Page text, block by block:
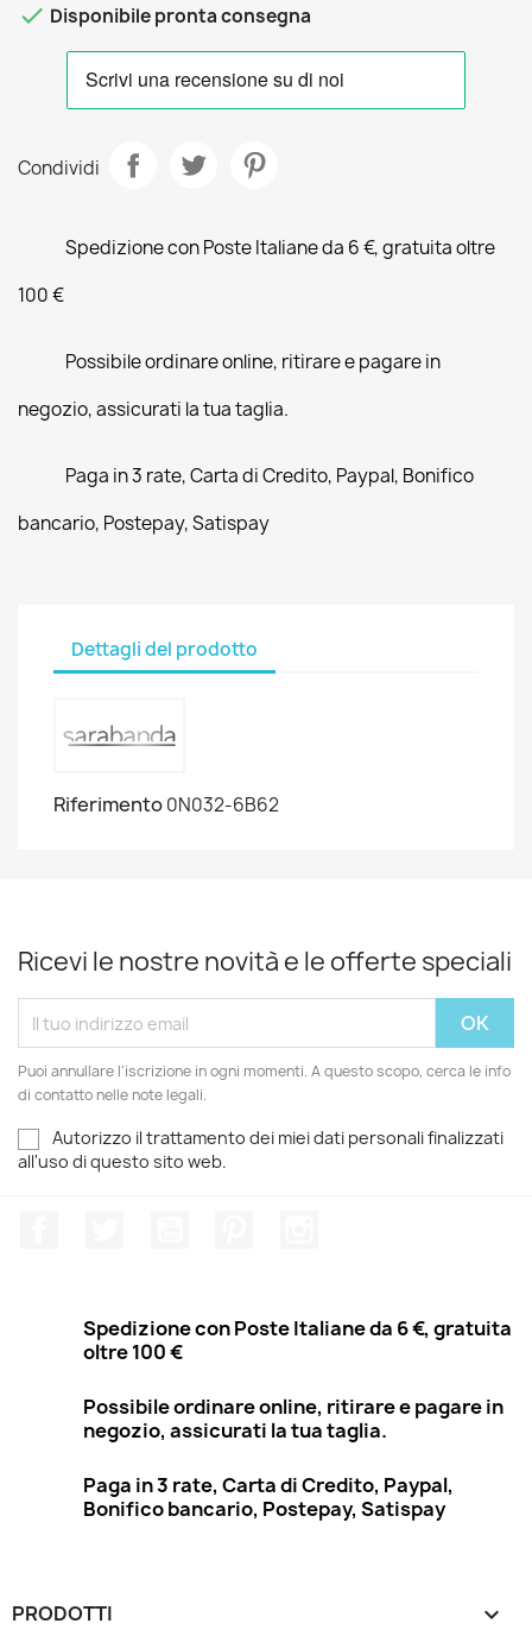
 Disponibile pronta consegna
Condividi
Spedizione con Poste Italiane da 6 €, gratuita oltre
100 €
Possibile ordinare online, ritirare e pagare in
negozio, assicurati la tua taglia.
Paga in 3 rate, Carta di Credito, Paypal, Bonifico
bancario, Postepay, Satispay
Dettagli del prodotto
Riferimento0N032-6B62
Ricevi le nostre novità e le offerte speciali
Puoi annullare l'iscrizione in ogni momenti. A questo scopo, cerca le info
di contatto nelle note legali.
Autorizzo il trattamento dei miei dati personali finalizzati
all'uso di questo sito web.
Spedizione con Poste Italiane da 6 €, gratuita
oltre 100 €
Possibile ordinare online, ritirare e pagare in
negozio, assicurati la tua taglia.
Paga in 3 rate, Carta di Credito, Paypal,
Bonifico bancario, Postepay, Satispay
PRODOTTI 